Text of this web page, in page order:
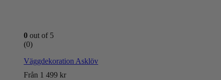
0 out of 5
(0)
Väggdekoration Asklöv
Från 1 499 kr